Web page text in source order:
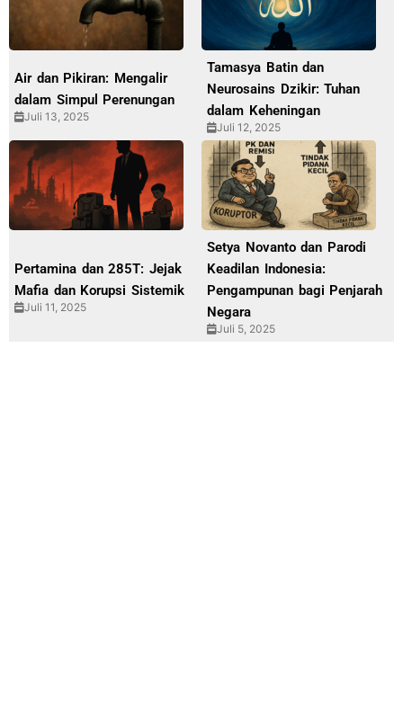
Air dan Pikiran: Mengalir
dalam Simpul Perenungan
Juli 13, 2025
Tamasya Batin dan
Neurosains Dzikir: Tuhan
dalam Keheningan
Juli 12, 2025
Pertamina dan 285T: Jejak
Mafia dan Korupsi Sistemik
Juli 11, 2025
Setya Novanto dan Parodi
Keadilan Indonesia:
Pengampunan bagi Penjarah
Negara
Juli 5, 2025